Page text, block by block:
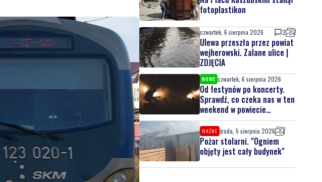
fotoplastikon
czwartek, 6 sierpnia 2026 2
Ulewa przeszła przez powiat
wejherowski. Zalane ulice |
ZDJĘCIA
NOWE czwartek, 6 sierpnia 2026
Od festynów po koncerty.
Sprawdź, co czeka nas w ten
weekend w powiecie
lęborskim
WAŻNE środa, 5 sierpnia 2026
Pożar stolarni. "Ogniem
objęty jest cały budynek"